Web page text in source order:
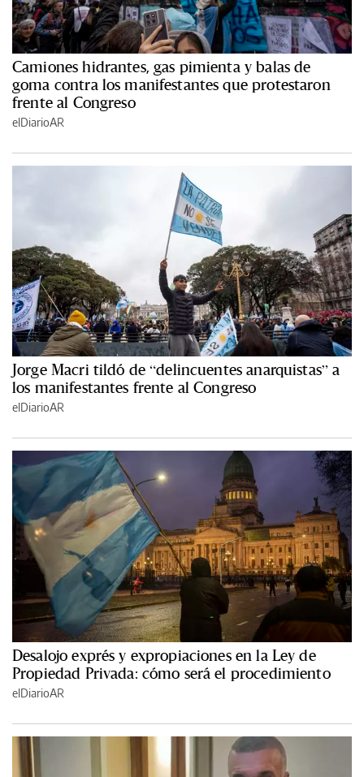
Camiones hidrantes, gas pimienta y balas de
goma contra los manifestantes que protestaron
frente al Congreso
elDiarioAR
Jorge Macri tildó de “delincuentes anarquistas” a
los manifestantes frente al Congreso
elDiarioAR
Desalojo exprés y expropiaciones en la Ley de
Propiedad Privada: cómo será el procedimiento
elDiarioAR